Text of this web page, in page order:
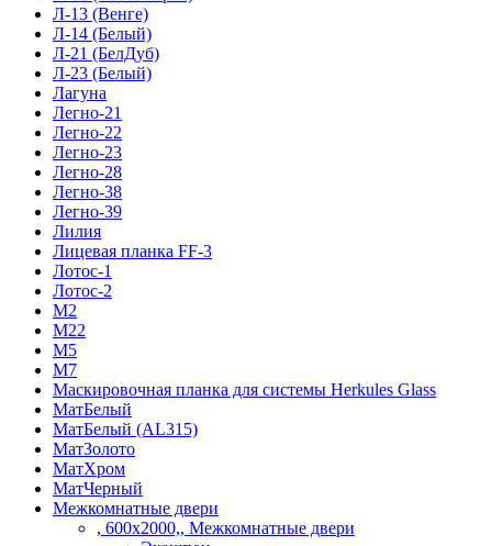
Л-13 (Венге)
Л-14 (Белый)
Л-21 (БелДуб)
Л-23 (Белый)
Лагуна
Легно-21
Легно-22
Легно-23
Легно-28
Легно-38
Легно-39
Лилия
Лицевая планка FF-3
Лотос-1
Лотос-2
М2
М22
М5
М7
Маскировочная планка для системы Herkules Glass
МатБелый
МатБелый (AL315)
МатЗолото
МатХром
МатЧерный
Межкомнатные двери
, 600х2000,, Межкомнатные двери